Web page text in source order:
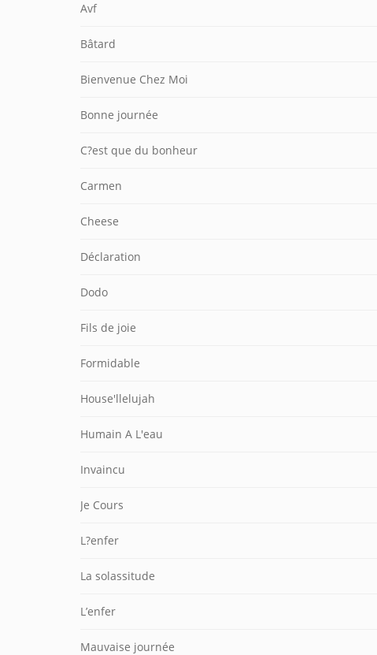
Avf
Bâtard
Bienvenue Chez Moi
Bonne journée
C?est que du bonheur
Carmen
Cheese
Déclaration
Dodo
Fils de joie
Formidable
House'llelujah
Humain A L'eau
Invaincu
Je Cours
L?enfer
La solassitude
L’enfer
Mauvaise journée